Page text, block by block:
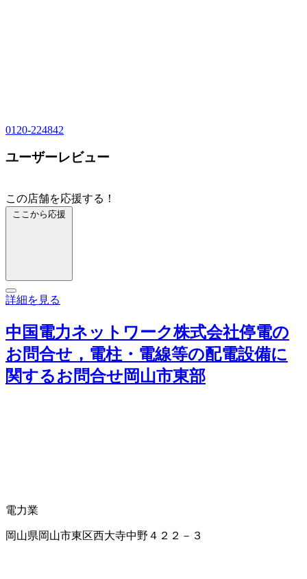
0120-224842
ユーザーレビュー
この店舗を応援する！
ここから応援
詳細を見る
中国電力ネットワーク株式会社停電の
お問合せ，電柱・電線等の配電設備に
関するお問合せ岡山市東部
電力業
岡山県岡山市東区西大寺中野４２２－３